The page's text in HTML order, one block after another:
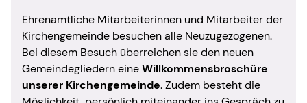
Ehrenamtliche Mitarbeiterinnen und Mitarbeiter der
Kirchengemeinde besuchen alle Neuzugezogenen.
Bei diesem Besuch überreichen sie den neuen
Gemeindegliedern eineWillkommensbroschüre
unserer Kirchengemeinde. Zudem besteht die